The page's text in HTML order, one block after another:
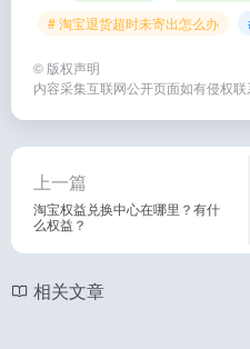
# 淘宝退货超时未寄出怎么办
© 版权声明
内容采集互联网公开页面如有侵权
上一篇
淘宝权益兑换中心在哪里？有什
么权益？
相关文章